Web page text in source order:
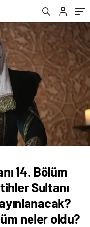
son
14. Bölüm
Sultanı
neler oldu?